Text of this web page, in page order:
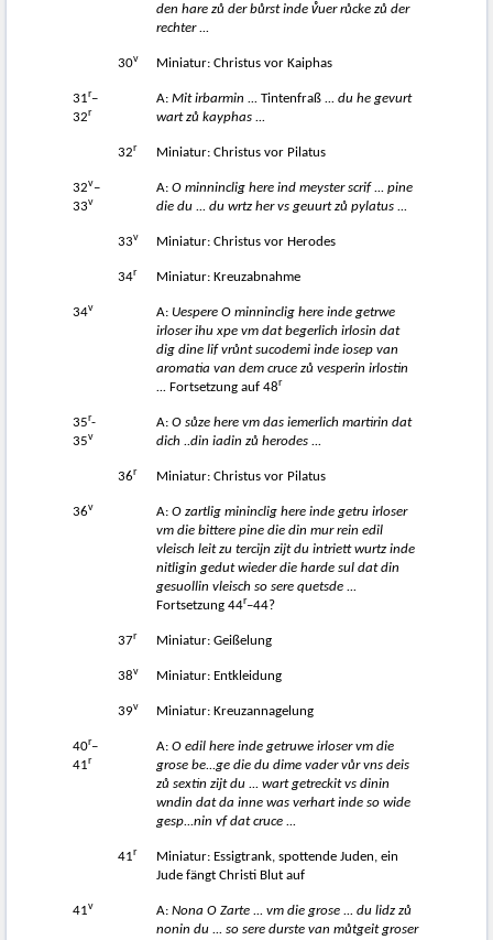
den hare zů der bůrst inde v̊uer růcke zů der
rechter ...
30v Miniatur: Christus vor Kaiphas
31r–
32r
A: Mit irbarmin ... Tintenfraß ... du he gevurt
wart zů kayphas ...
32r Miniatur: Christus vor Pilatus
32v–
33v
A: O minninclig here ind meyster scrif ... pine
die du ... du wrtz her vs geuurt zů pylatus ...
33v Miniatur: Christus vor Herodes
34r Miniatur: Kreuzabnahme
34v A: Uespere O minninclig here inde getrwe
irloser ihu xpe vm dat begerlich irlosin dat
dig dine lif vrůnt sucodemi inde iosep van
aromatia van dem cruce zů vesperin irlostin
... Fortsetzung auf 48r
35r-
35v
A: O sůze here vm das iemerlich martirin dat
dich ..din iadin zů herodes ...
36r Miniatur: Christus vor Pilatus
36v A: O zartlig mininclig here inde getru irloser
vm die bittere pine die din mur rein edil
vleisch leit zu tercijn zijt du intriett wurtz inde
nitligin gedut wieder die harde sul dat din
gesuollin vleisch so sere quetsde ...
Fortsetzung 44r–44?
37r Miniatur: Geißelung
38v Miniatur: Entkleidung
39v Miniatur: Kreuzannagelung
40r–
41r
A: O edil here inde getruwe irloser vm die
grose be...ge die du dime vader vůr vns deis
zů sextin zijt du ... wart getreckit vs dinin
wndin dat da inne was verhart inde so wide
gesp...nin vf dat cruce ...
41r
Miniatur: Essigtrank, spottende Juden, ein
Jude fängt Christi Blut auf
41v A: Nona O Zarte ... vm die grose ... du lidz zů
nonin du ... so sere durste van můtgeit groser